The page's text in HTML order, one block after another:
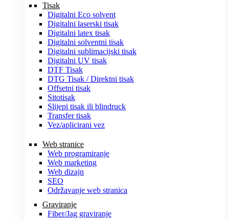
Tisak
Digitalni Eco solvent
Digitalni laserski tisak
Digitalni latex tisak
Digitalni solventni tisak
Digitalni sublimacijski tisak
Digitalni UV tisak
DTF Tisak
DTG Tisak / Direktni tisak
Offsetni tisak
Sitotisak
Slijepi tisak ili blindruck
Transfer tisak
Vez/aplicirani vez
Web stranice
Web programiranje
Web marketing
Web dizajn
SEO
Održavanje web stranica
Graviranje
Fiber/Jag graviranje